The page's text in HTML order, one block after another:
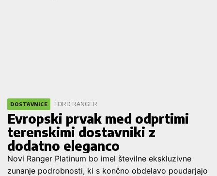
DOSTAVNICE FORD RANGER
Evropski prvak med odprtimi
terenskimi dostavniki z
dodatno eleganco
Novi Ranger Platinum bo imel številne ekskluzivne
zunanje podrobnosti, ki s končno obdelavo poudarjajo